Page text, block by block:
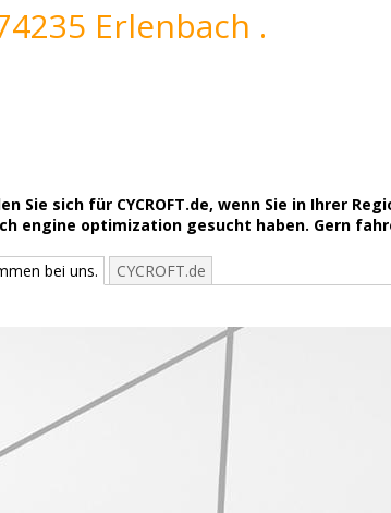
Erlenbach .
Sie sich für CYCROFT.de, wenn Sie in Ihrer
engine optimization gesucht haben. Gern
bei uns. CYCROFT.de